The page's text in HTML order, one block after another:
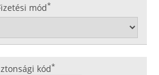
mód*
kód*